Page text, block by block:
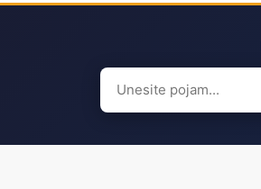
Search
for: